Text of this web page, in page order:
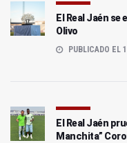
El Real Jaén
Olivo
PUBLICADO EL
El Real Jaén
Manchita”